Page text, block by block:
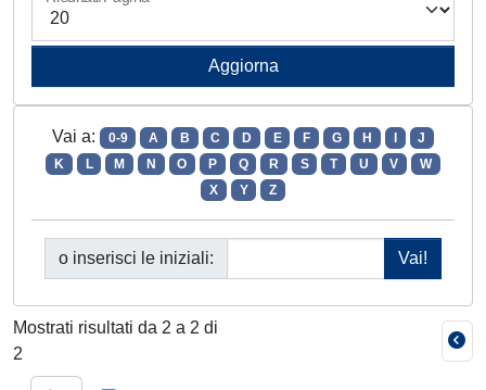
Vai a: 0-9 A B C D E F G H
J
K
L M N O P Q R S T U V
W
X
Y Z
o inserisci le iniziali:
Mostrati risultati da 2 a 2 di
2